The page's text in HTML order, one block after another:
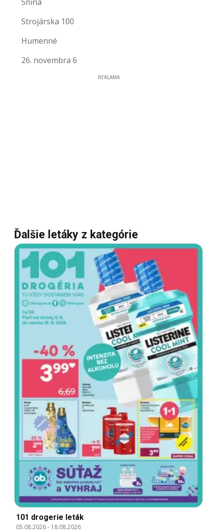
Strojárska 100
Humenné
26. novembra 6
REKLAMA
Ďalšie letáky z kategórie
101 drogerie leták
05.08.2026- 18.08.2026